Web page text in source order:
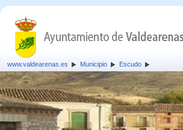
www.valdearenas.es Municipio Escudo